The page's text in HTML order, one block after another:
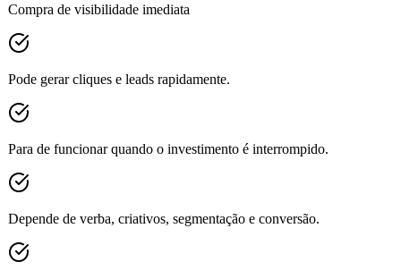
Compra de visibilidade imediata
Pode gerar cliques e leads rapidamente.
Para de funcionar quando o investimento é interrompido.
Depende de verba, criativos, segmentação e conversão.